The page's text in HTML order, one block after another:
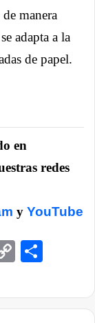
manera
adapta a la
de papel.
en
redes
y YouTube
Copy